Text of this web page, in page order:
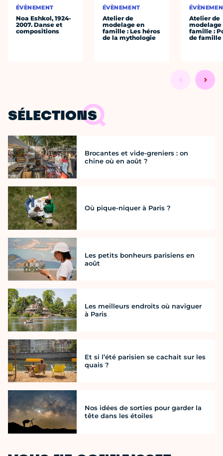
ÉVÈNEMENT
Noa Eshkol, 1924-
2007. Danse et
compositions
ÉVÈNEMENT
Atelier de
modelage en
famille : Les héros
de la mythologie
Atelier de
modelage
famille :
de famille
SÉLECTIONS
Brocantes et vide-greniers : on
chine où en août ?
Où pique-niquer à Paris ?
Les petits bonheurs parisiens en
août
Les meilleurs endroits où naviguer
à Paris
Et si l’été parisien se cachait sur les
quais ?
Nos idées de sorties pour garder la
tête dans les étoiles